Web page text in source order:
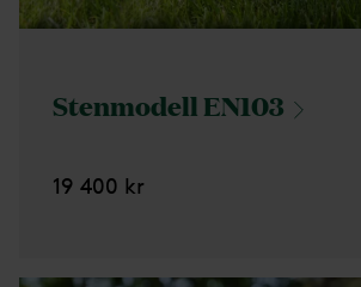
StenmodellEN103
19 400 kr